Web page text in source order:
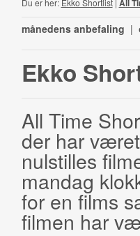
Du er her: Ekko Shortlist| All
månedens anbefaling |
Ekko
All Time
der har
nulstilles
mandag
for en films
filmen har